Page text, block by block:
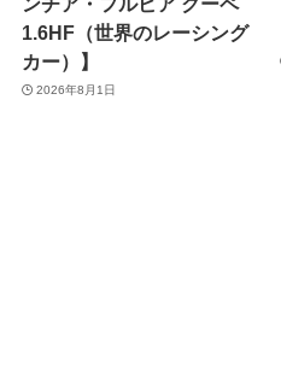
1.6HF（世界のレーシング
カー）】
2026年8月1日